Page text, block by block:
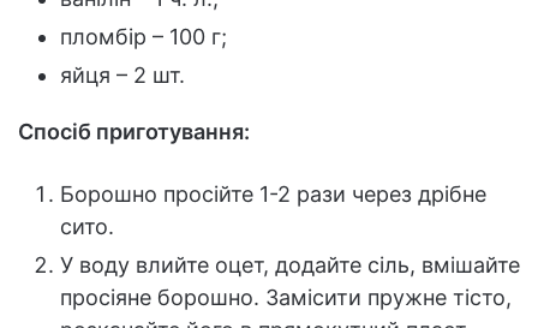
пломбір – 100 г;
яйця – 2 шт.
Спосіб приготування:
Борошно просійте 1-2 рази через дрібне
сито.
У воду влийте оцет, додайте сіль, вмішайте
просіяне борошно. Замісити пружне тісто,